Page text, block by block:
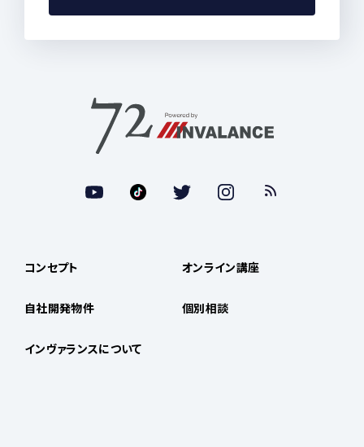
コンセプト
自社開発物件
インヴァランスについて
オンライン講座
個別相談